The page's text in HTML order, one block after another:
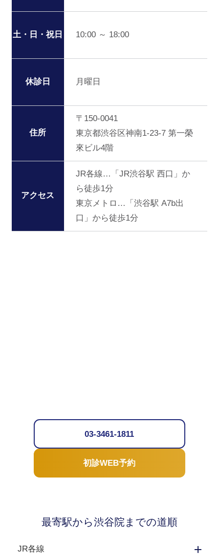
土・日・祝日 10:00 ～ 18:00
休診日 月曜日
住所
〒150-0041
東京都渋谷区神南1-23-7 第一榮
來ビル4階
アクセス
JR各線…「JR渋谷駅 西口」か
ら徒歩1分
東京メトロ…「渋谷駅 A7b出
口」から徒歩1分
03-3461-1811
初診WEB予約
最寄駅から渋谷院までの道順
JR各線